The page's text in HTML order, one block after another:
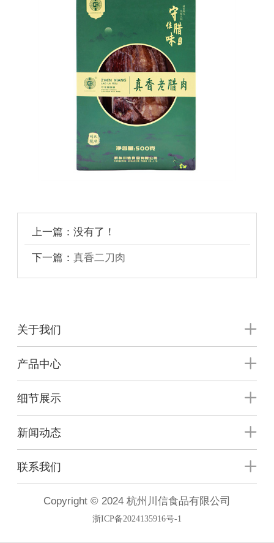
上一篇：没有了！
下一篇：真香二刀肉
关于我们
产品中心
细节展示
新闻动态
联系我们
Copyright © 2024 杭州川信食品有限公司
浙ICP备2024135916号-1